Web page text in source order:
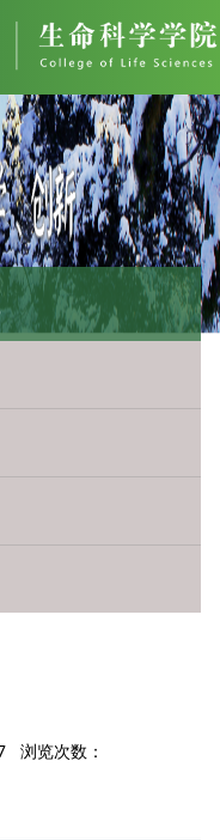
览次数：